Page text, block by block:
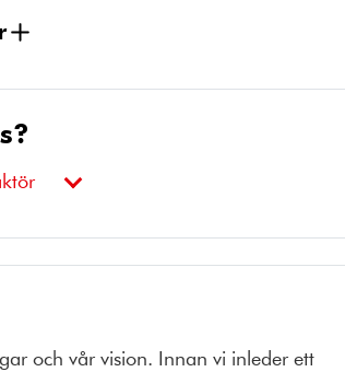
och vår vision. Innan vi inleder ett